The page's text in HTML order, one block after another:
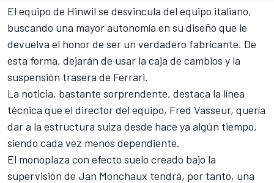
El equipo de Hinwil se desvincula del equipo italiano,
buscando una mayor autonomía en su diseño que le
devuelva el honor de ser un verdadero fabricante. De
esta forma, dejarán de usar la caja de cambios y la
suspensión trasera de Ferrari.
La noticia, bastante sorprendente, destaca la línea
técnica que el director del equipo, Fred Vasseur, quería
dar a la estructura suiza desde hace ya algún tiempo,
siendo cada vez menos dependiente.
El monoplaza con efecto suelo creado bajo la
supervisión de Jan Monchaux tendrá, por tanto, una